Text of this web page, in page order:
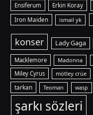
Ensiferum Erkin Koray
Iron Maiden ismail yk
konser Lady Gaga
Macklemore Madonna
Miley Cyrus
mötley crüe
tarkan Teoman wasp
şarkı sözleri